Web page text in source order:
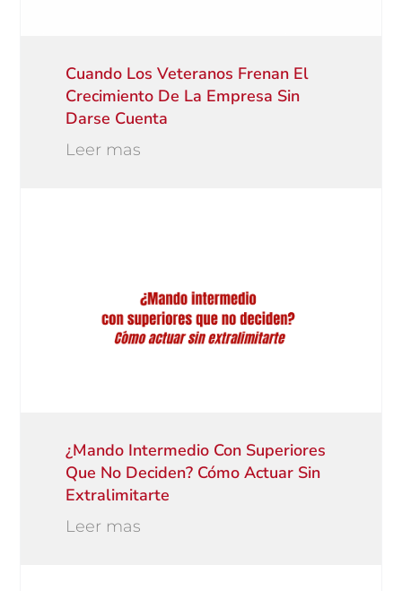
Cuando Los Veteranos Frenan El
Crecimiento De La Empresa Sin
Darse Cuenta
Leer mas
¿Mando Intermedio Con Superiores
Que No Deciden? Cómo Actuar Sin
Extralimitarte
Leer mas